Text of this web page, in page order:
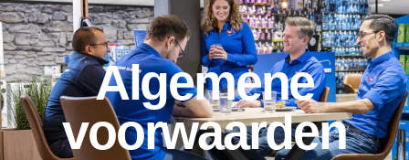
Algemene
voorwaarden